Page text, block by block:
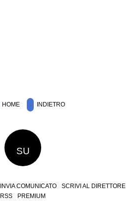
HOME INDIETRO
SU
INVIA COMUNICATO
SCRIVI AL DIRETTORE
RSS
PREMIUM